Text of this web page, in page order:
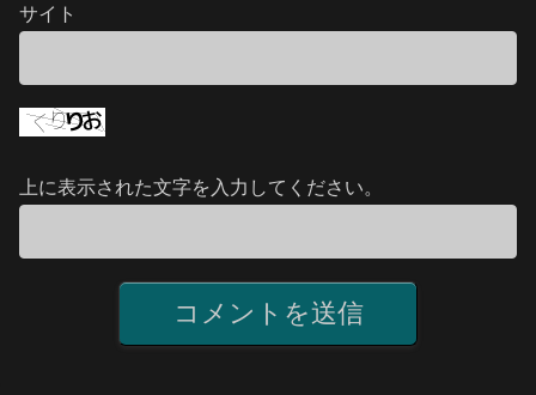
サイト
上に表示された文字を入力してください。